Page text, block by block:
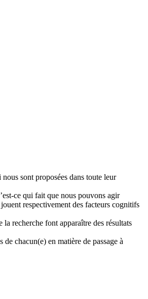
sont proposées dans toute leur
ce qui fait que nous pouvons agir
respectivement des facteurs cognitifs
recherche font apparaître des résultats
chacun(e) en matière de passage à